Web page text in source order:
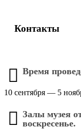
Контакты
Время
10 сентября — 5
Залы музея
воскресенье.